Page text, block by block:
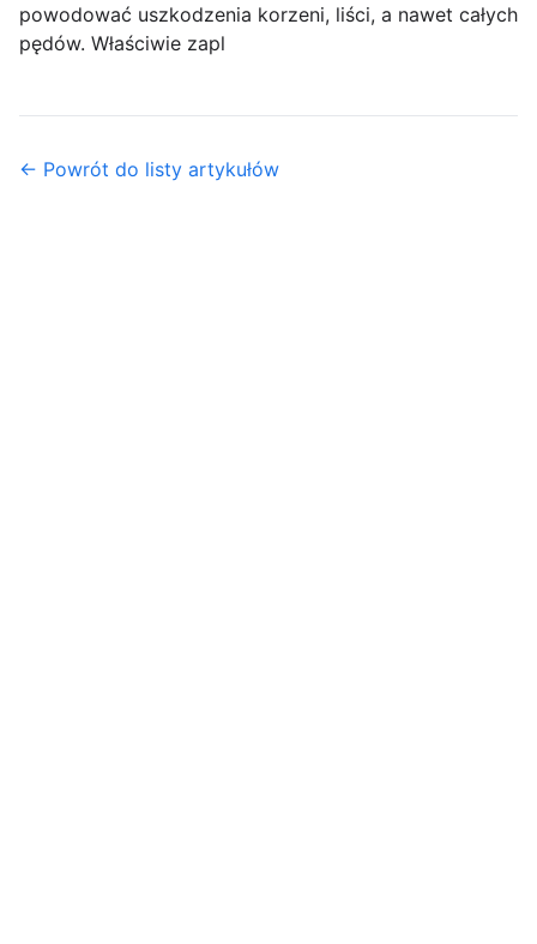
powodować uszkodzenia korzeni, liści, a nawet całych
pędów. Właściwie zapl
← Powrót do listy artykułów